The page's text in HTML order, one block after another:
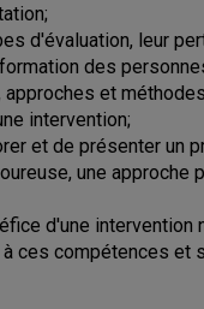
d'évaluation, leur
des
approches et
intervention;
et de présenter un
une
d'une
ces compétences et